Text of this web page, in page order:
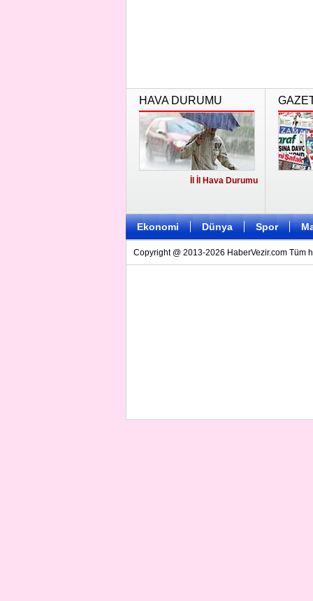
HAVA DURUMU
İl İl Hava Durumu
Ekonomi Dünya Spor
Copyright @ 2013-2026 HaberVezir.com Tüm